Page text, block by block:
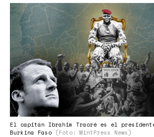
Captura
desde
2025-
05-
16
14-
26-
53.png
El capitán Ibrahim Traoré es el
Burkina Faso (Foto: MintPress News)